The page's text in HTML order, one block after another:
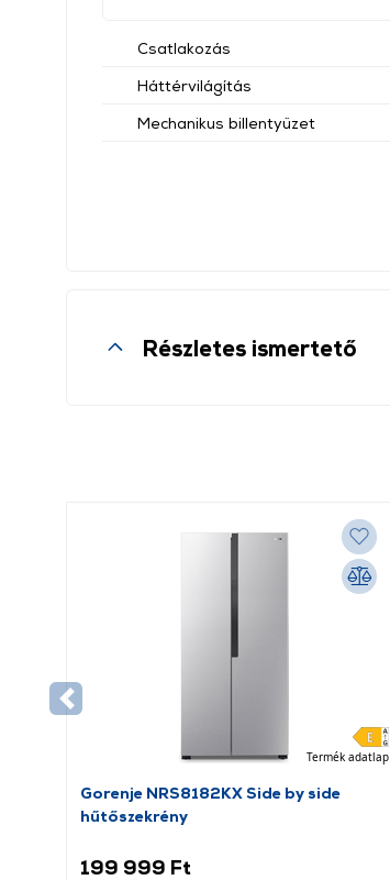
Csatlakozás
Háttérvilágítás
Mechanikus billentyűzet
Részletes ismertető
Termék adatlap
Gorenje NRS8182KX Side by side
hűtőszekrény
199 999 Ft